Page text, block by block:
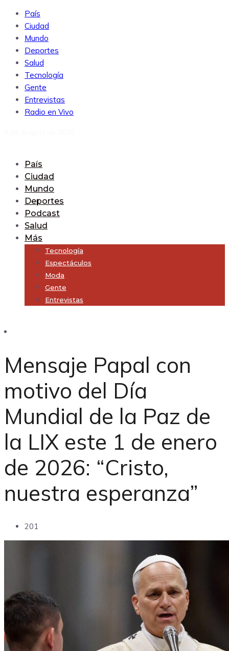
País
Ciudad
Mundo
Deportes
Salud
Tecnología
Gente
Entrevistas
Radio en Vivo
País
Ciudad
Mundo
Deportes
Podcast
Salud
Más
Tecnología
Espectáculos
Moda
Gente
Entrevistas
Mensaje Papal con
motivo del Día
Mundial de la Paz de
la LIX este 1 de enero
de 2026: “Cristo,
nuestra esperanza”
201